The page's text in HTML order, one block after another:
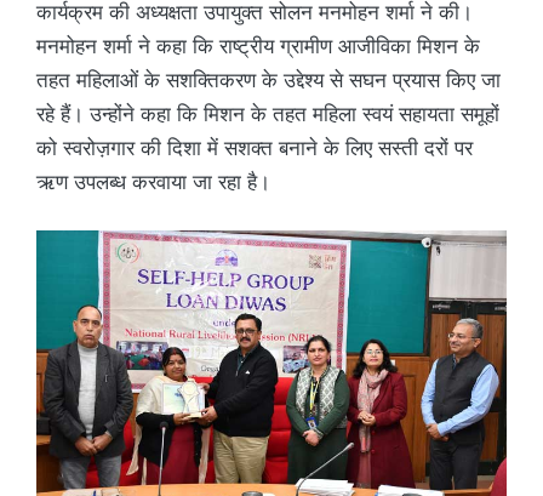
कार्यक्रम की अध्यक्षता उपायुक्त सोलन मनमोहन शर्मा ने की।
मनमोहन शर्मा ने कहा कि राष्ट्रीय ग्रामीण आजीविका मिशन के
तहत महिलाओं के सशक्तिकरण के उद्देश्य से सघन प्रयास किए जा
रहे हैं। उन्होंने कहा कि मिशन के तहत महिला स्वयं सहायता समूहों
को स्वरोज़गार की दिशा में सशक्त बनाने के लिए सस्ती दरों पर
ऋण उपलब्ध करवाया जा रहा है।